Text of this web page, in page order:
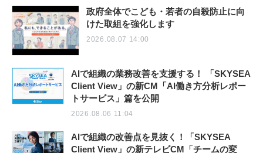
政府全体でこども・若者の自殺防止に向
けた取組を強化します
2026.08.07 14:00
AIで組織の業務改善を支援する！ 「SKYSEA
Client View」の新CM「AI働き方分析レポー
トサービス」篇を公開
2026.08.06 11:04
AIで組織の改善点を見抜く！「SKYSEA
Client View」の新テレビCM「チームの変